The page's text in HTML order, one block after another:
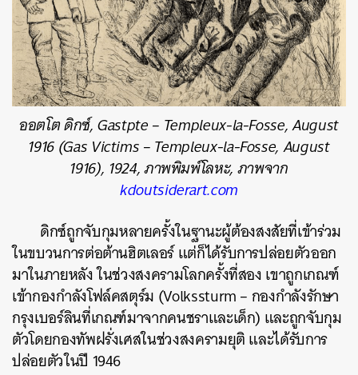
ออตโต ดิกซ์, Gastpte – Templeux-la-Fosse, August
1916 (Gas Victims – Templeux-la-Fosse, August
1916), 1924, ภาพพิมพ์โลหะ, ภาพจาก
kdoutsiderart.com
ดิกซ์ถูกจับกุมหลายครั้งในฐานะผู้ต้องสงสัยที่เข้าร่วม
ในขบวนการต่อต้านฮิตเลอร์ แต่ก็ได้รับการปล่อยตัวออก
มาในภายหลัง ในช่วงสงครามโลกครั้งที่สอง เขาถูกเกณฑ์
เข้ากองกำลังโฟล์คสตุร์ม (Volkssturm – กองกำลังรักษา
กรุงเบอร์ลินที่เกณฑ์มาจากคนชราและเด็ก) และถูกจับกุม
ตัวโดยกองทัพฝรั่งเศสในช่วงสงครามยุติ และได้รับการ
ปล่อยตัวในปี 1946